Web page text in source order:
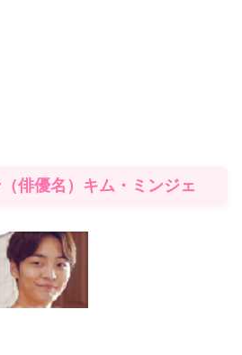
俳優名）キム・ミンジェ